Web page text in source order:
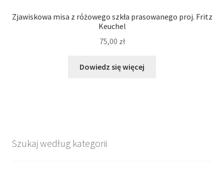
Zjawiskowa misa z różowego szkła prasowanego proj. Fritz
Keuchel
75,00 zł
Dowiedz się więcej
Szukaj według kategorii